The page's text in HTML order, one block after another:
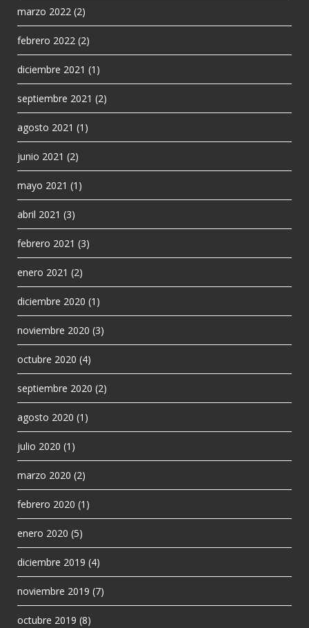
marzo 2022 (2)
febrero 2022 (2)
diciembre 2021 (1)
septiembre 2021 (2)
agosto 2021 (1)
junio 2021 (2)
mayo 2021 (1)
abril 2021 (3)
febrero 2021 (3)
enero 2021 (2)
diciembre 2020 (1)
noviembre 2020 (3)
octubre 2020 (4)
septiembre 2020 (2)
agosto 2020 (1)
julio 2020 (1)
marzo 2020 (2)
febrero 2020 (1)
enero 2020 (5)
diciembre 2019 (4)
noviembre 2019 (7)
octubre 2019 (8)